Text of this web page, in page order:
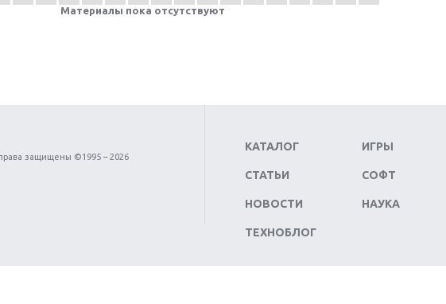
Материалы пока отсутствуют
защищены ©1995 – 2026
КАТАЛОГ
СТАТЬИ
НОВОСТИ
ТЕХНОБЛОГ
ИГРЫ
СОФТ
НАУКА